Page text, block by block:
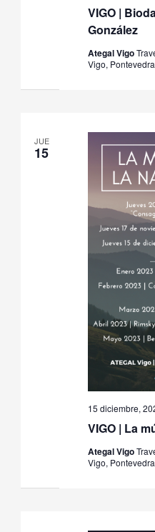
VIGO |
González
Ategal Vigo
Vigo, Pontevedra
JUE
15
VIGO | La
15 diciembre,
Ategal Vigo
Vigo, Pontevedra